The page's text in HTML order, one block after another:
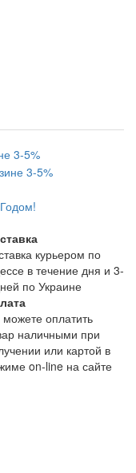
3-5%
курьером по
в течение дня и 3-
по Украине
оплатить
наличными при
или картой в
on-line на сайте